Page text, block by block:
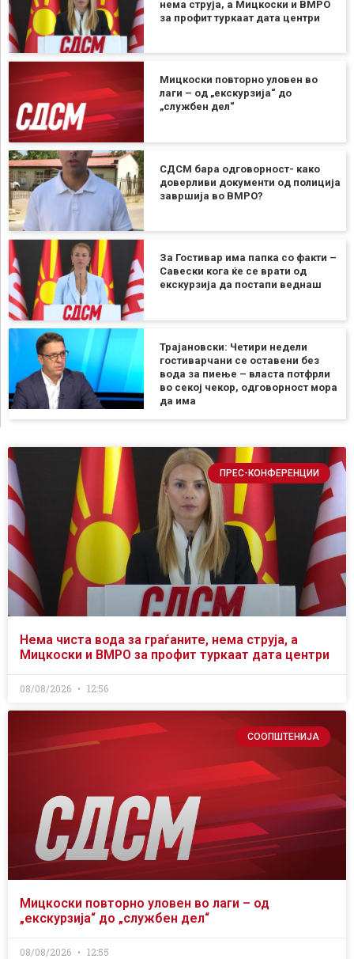
нема струја, а Мицкоски и ВМРО
за профит туркаат дата центри
Мицкоски повторно уловен во
лаги – од „екскурзија“ до
„службен дел“
СДСМ бара одговорност- како
доверливи документи од полиција
завршија во ВМРО?
За Гостивар има папка со факти –
Савески кога ќе се врати од
екскурзија да постапи веднаш
Трајановски: Четири недели
гостиварчани се оставени без
вода за пиење – власта потфрли
во секој чекор, одговорност мора
да има
ПРЕС-КОНФЕРЕНЦИИ
Нема чиста вода за граѓаните, нема струја, а
Мицкоски и ВМРО за профит туркаат дата центри
08/08/2026 12:56
СООПШТЕНИЈА
Мицкоски повторно уловен во лаги – од
„екскурзија“ до „службен дел“
08/08/2026 12:55